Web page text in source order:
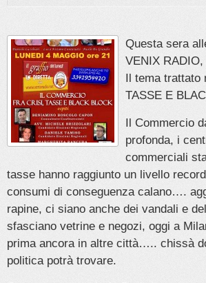
Questa sera
VENIX
Il tema trattato
TASSE E
Il Commercio
profonda, i
commerciali
tasse hanno raggiunto un livello
consumi di conseguenza calano….
rapine, ci siano anche dei vandali e
sfasciano vetrine e negozi, oggi a
prima ancora in altre città….. chissà
politica potrà trovare.